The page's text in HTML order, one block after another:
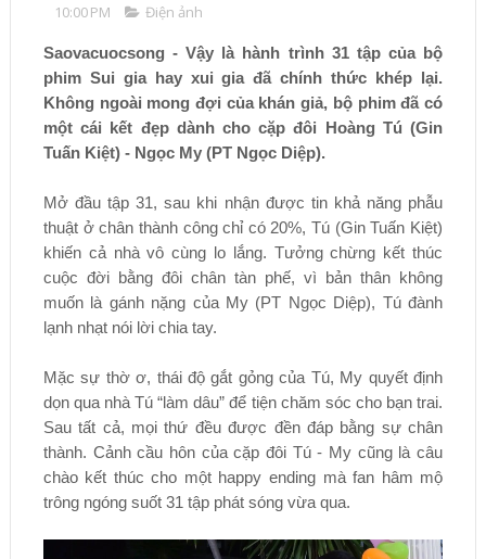
10:00 PM Điện ảnh
Saovacuocsong - Vậy là hành trình 31 tập của bộ
phim Sui gia hay xui gia đã chính thức khép lại.
Không ngoài mong đợi của khán giả, bộ phim đã có
một cái kết đẹp dành cho cặp đôi Hoàng Tú (Gin
Tuấn Kiệt) - Ngọc My (PT Ngọc Diệp).
Mở đầu tập 31, sau khi nhận được tin khả năng phẫu
thuật ở chân thành công chỉ có 20%, Tú (Gin Tuấn Kiệt)
khiến cả nhà vô cùng lo lắng. Tưởng chừng kết thúc
cuộc đời bằng đôi chân tàn phế, vì bản thân không
muốn là gánh nặng của My (PT Ngọc Diệp), Tú đành
lạnh nhạt nói lời chia tay.
Mặc sự thờ ơ, thái độ gắt gỏng của Tú, My quyết định
dọn qua nhà Tú “làm dâu” để tiện chăm sóc cho bạn trai.
Sau tất cả, mọi thứ đều được đền đáp bằng sự chân
thành. Cảnh cầu hôn của cặp đôi Tú - My cũng là câu
chào kết thúc cho một happy ending mà fan hâm mộ
trông ngóng suốt 31 tập phát sóng vừa qua.